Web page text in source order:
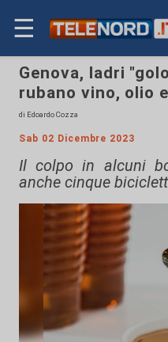
☰
Genova, ladri
rubano vino, olio
di Edoardo Cozza
Sab 02 Dicembre 2023
Il colpo in alcuni
anche cinque